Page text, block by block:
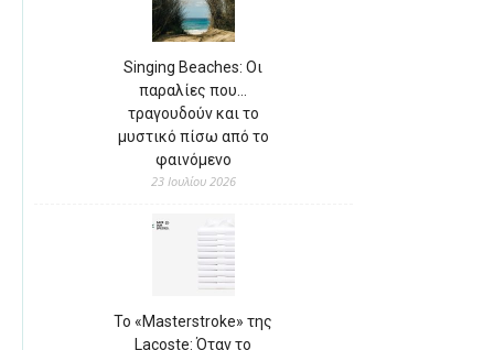
Singing Beaches: Οι
παραλίες που…
τραγουδούν και το
μυστικό πίσω από το
φαινόμενο
23 Ιουλίου 2026
Το «Masterstroke» της
Lacoste: Όταν το